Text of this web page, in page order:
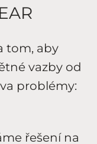
tom, aby
vazby od
problémy:
řešení na